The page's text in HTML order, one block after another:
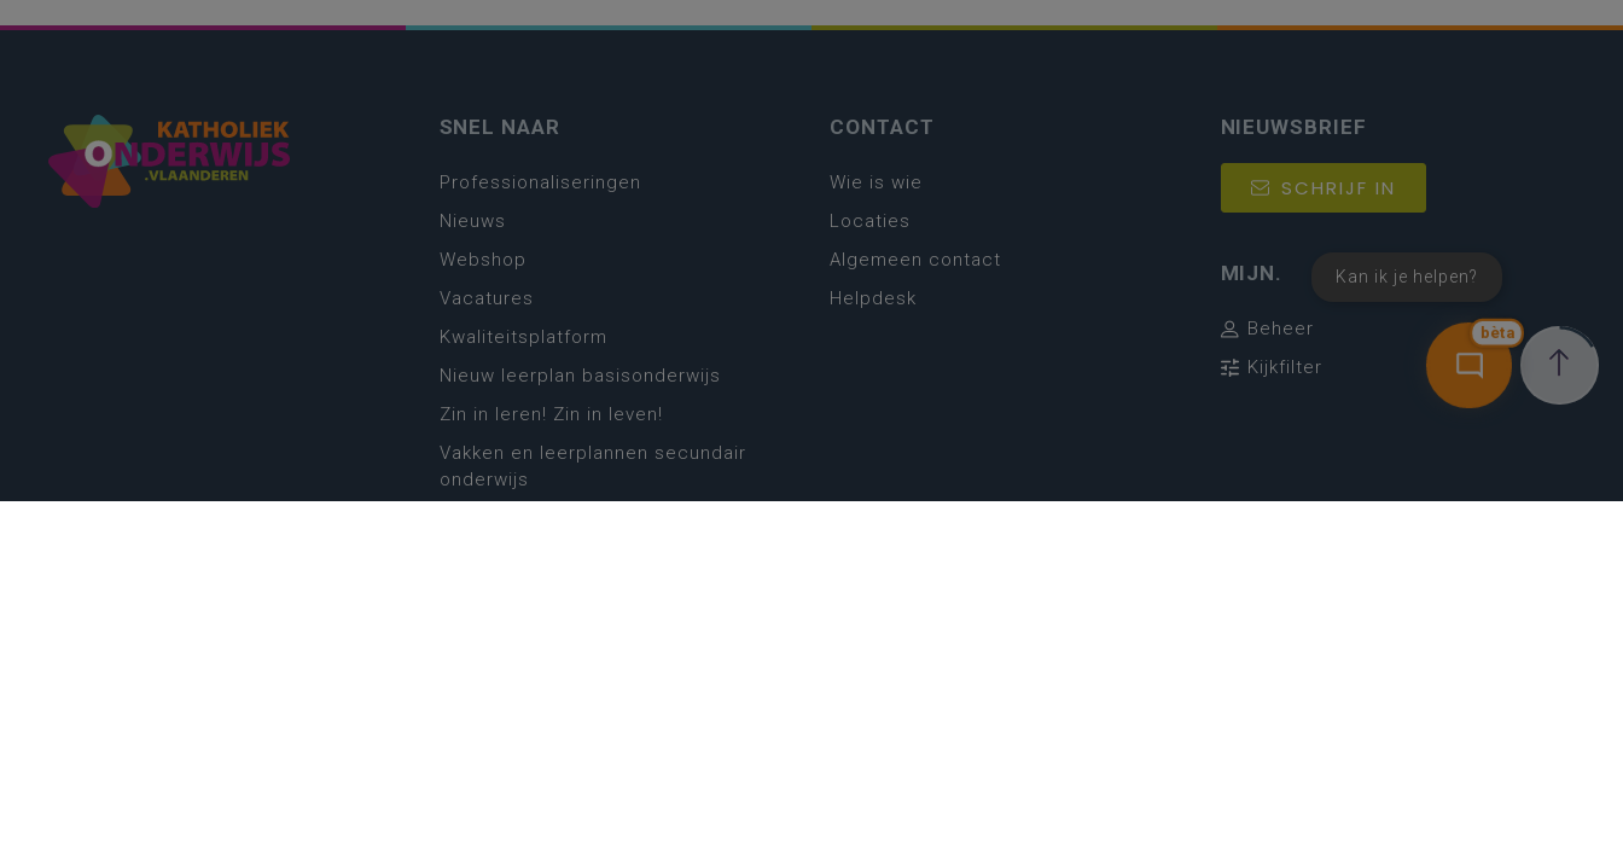
bèta
Kan ik je helpen?
SNEL NAAR
Professionaliseringen
Nieuws
Webshop
Vacatures
Kwaliteitsplatform
Nieuw leerplan basisonderwijs
Zin in leren! Zin in leven!
Vakken en leerplannen secundair
onderwijs
CONTACT
Wie is wie
Locaties
Algemeen contact
Helpdesk
NIEUWSBRIEF
SCHRIJF IN
MIJN.
Beheer
Kijkfilter